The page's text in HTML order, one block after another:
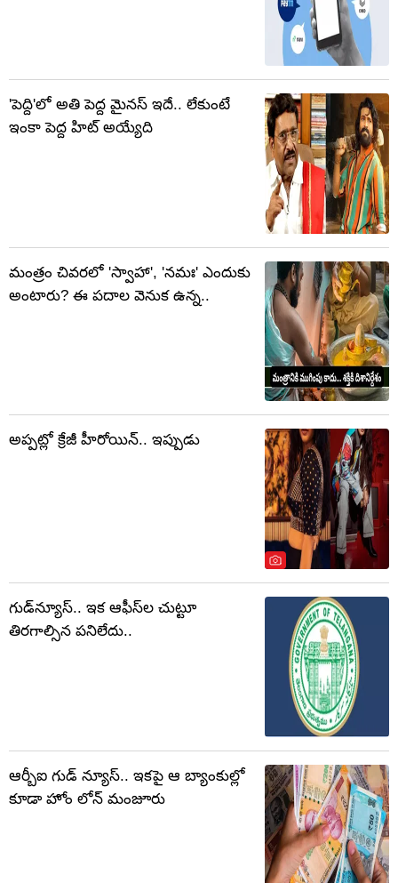
'పెద్ది'లో అతి పెద్ద మైనస్ ఇదే.. లేకుంటే
ఇంకా పెద్ద హిట్ అయ్యేది
మంత్రం చివరలో 'స్వాహా', 'నమః' ఎందుకు
అంటారు? ఈ పదాల వెనుక ఉన్న..
అప్పట్లో క్రేజీ హీరోయిన్.. ఇప్పుడు
గుడ్‌న్యూస్.. ఇక ఆఫీస్‌ల చుట్టూ
తిరగాల్సిన పనిలేదు..
ఆర్బీఐ గుడ్ న్యూస్.. ఇకపై ఆ బ్యాంకుల్లో
కూడా హోం లోన్ మంజూరు